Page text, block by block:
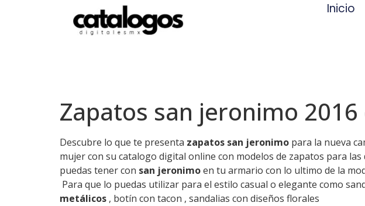
Inicio
Zapatos san jeronimo
Descubre lo que te presenta zapatos san jeronimo para la nueva
mujer con su catalogo digital online con modelos de zapatos para
puedas tener con san jeronimoen tu armario con lo ultimo de la
Para que lo puedas utilizar para el estilo casual o elegante como
metálicos , botín con tacon , sandalias con diseños florales